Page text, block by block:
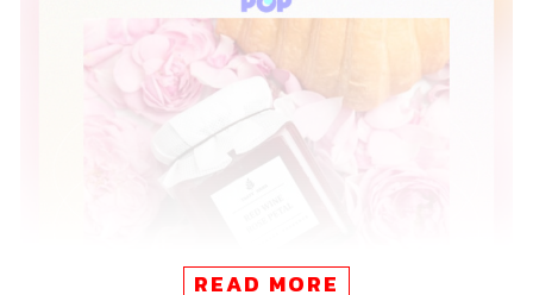
READ MORE